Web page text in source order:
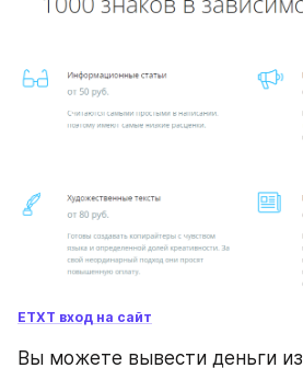
ETXT вход на сайт
Вы можете вывести деньги из